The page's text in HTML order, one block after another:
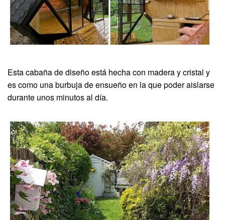
Esta cabaña de diseño está hecha con madera y cristal y
es como una burbuja de ensueño en la que poder aislarse
durante unos minutos al día.